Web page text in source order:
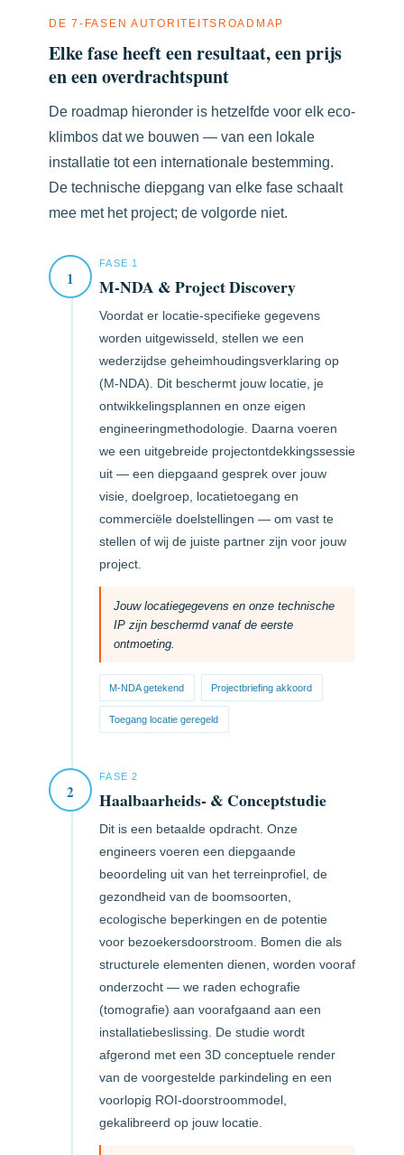
DE 7-FASEN AUTORITEITSROADMAP
Elke fase heeft een resultaat, een prijs
en een overdrachtspunt
De roadmap hieronder is hetzelfde voor elk eco-
klimbos dat we bouwen — van een lokale
installatie tot een internationale bestemming.
De technische diepgang van elke fase schaalt
mee met het project; de volgorde niet.
1
FASE 1
M-NDA & Project Discovery
Voordat er locatie-specifieke gegevens
worden uitgewisseld, stellen we een
wederzijdse geheimhoudingsverklaring op
(M-NDA). Dit beschermt jouw locatie, je
ontwikkelingsplannen en onze eigen
engineeringmethodologie. Daarna voeren
we een uitgebreide projectontdekkingssessie
uit — een diepgaand gesprek over jouw
visie, doelgroep, locatietoegang en
commerciële doelstellingen — om vast te
stellen of wij de juiste partner zijn voor jouw
project.
Jouw locatiegegevens en onze technische
IP zijn beschermd vanaf de eerste
ontmoeting.
M-NDA getekend Projectbriefing akkoord
Toegang locatie geregeld
2
FASE 2
Haalbaarheids- & Conceptstudie
Dit is een betaalde opdracht. Onze
engineers voeren een diepgaande
beoordeling uit van het terreinprofiel, de
gezondheid van de boomsoorten,
ecologische beperkingen en de potentie
voor bezoekersdoorstroom. Bomen die als
structurele elementen dienen, worden vooraf
onderzocht — we raden echografie
(tomografie) aan voorafgaand aan een
installatiebeslissing. De studie wordt
afgerond met een 3D conceptuele render
van de voorgestelde parkindeling en een
voorlopig ROI-doorstroommodel,
gekalibreerd op jouw locatie.